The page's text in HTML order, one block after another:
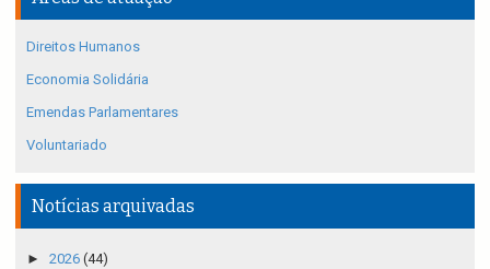
Direitos Humanos
Economia Solidária
Emendas Parlamentares
Voluntariado
Notícias arquivadas
► 2026 (44)